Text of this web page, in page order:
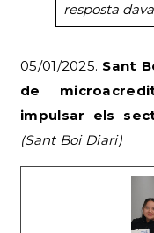
resposta
05/01/2025. Sant
de
impulsar els
(Sant Boi Diari)